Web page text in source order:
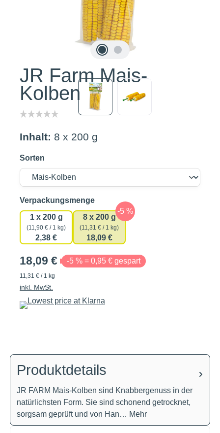
JR Farm Mais-
Kolben
Inhalt: 8 x 200 g
Sorten
Verpackungsmengeauswählen
1 x 200 g
(11,90 € / 1 kg)
2,38 €
8 x 200 g
(11,31 € / 1 kg)
18,09 €
18,09 € -5 % = 0,95 € gespart
11,31 € / 1 kg
inkl. MwSt.
Produktdetails
JR FARM Mais-Kolben sind Knabbergenuss in der
natürlichsten Form. Sie sind schonend getrocknet,
sorgsam geprüft und von Han… Mehr